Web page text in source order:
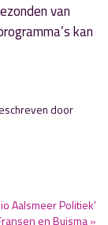
van
kan
door
Aalsmeer Politiek’
en Buisma »